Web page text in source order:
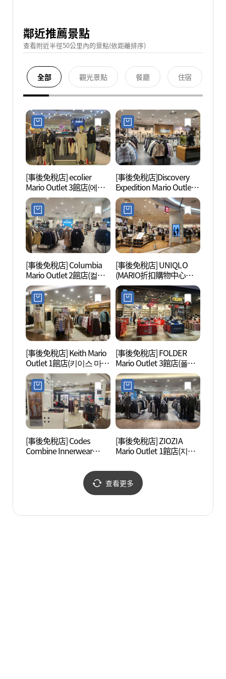
鄰近推薦景點
查看附近半徑50公里內的景點(依距離排序)
全部 觀光景點 餐廳 住宿
[事後免稅店] ecolier
Mario Outlet 3館店(에꼴
리에 마리오아울렛 3관
점)
[事後免稅店]Discovery
Expedition Mario Outlet 2
館店(디스커버리 익스페
디션 마리오아울렛 2관
점)
[事後免稅店] Columbia
Mario Outlet 2館店(컬럼
비아 마리오아울렛 2관
점)
[事後免稅店] UNIQLO
(MARIO折扣購物中心店)
Mario Outlet 3館店(유니
클로 마리오아울렛 3관
점)
[事後免稅店] Keith Mario
Outlet 1館店(키이스 마리
오아울렛 1관점)
[事後免稅店] FOLDER
Mario Outlet 3館店(폴더
마리오아울렛 3관점)
[事後免稅店] Codes
Combine Innerwear
즈컴바인이너웨어 마리
[事後免稅店] ZIOZIA
Mario Outlet 1館店(지오
점)
查看更多